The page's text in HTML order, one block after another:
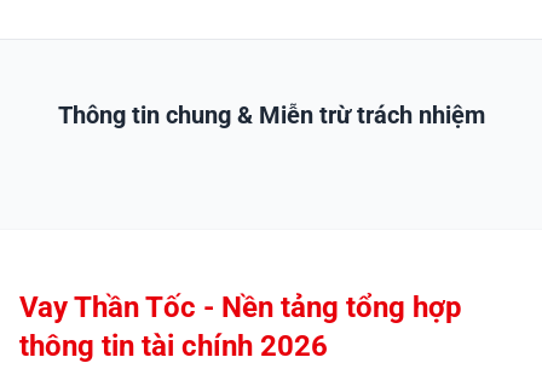
Thông tin chung & Miễn trừ trách nhiệm
Vay Thần Tốc - Nền tảng tổng hợp
thông tin tài chính 2026